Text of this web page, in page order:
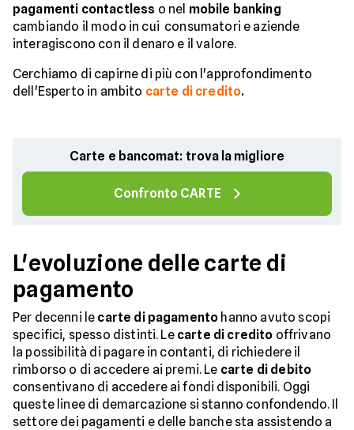
pagamenti contactless o nel mobile banking
cambiando il modo in cui consumatori e aziende
interagiscono con il denaro e il valore.
Cerchiamo di capirne di più con l'approfondimento
dell'Esperto in ambito carte di credito.
Carte e bancomat: trova la migliore
Confronto CARTE
L'evoluzione delle carte di
pagamento
Per decenni le carte di pagamento hanno avuto scopi
specifici, spesso distinti. Le carte di credito offrivano
la possibilità di pagare in contanti, di richiedere il
rimborso o di accedere ai premi. Le carte di debito
consentivano di accedere ai fondi disponibili. Oggi
queste linee di demarcazione si stanno confondendo. Il
settore dei pagamenti e delle banche sta assistendo a